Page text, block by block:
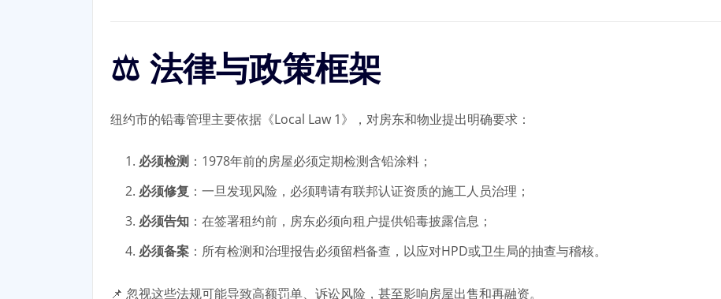
⚖️ 法律与政策框架
纽约市的铅毒管理主要依据《Local Law 1》，对房东和物业提出明确要求：
必须检测 ：1978年前的房屋必须定期检测含铅涂料；
必须修复 ：一旦发现风险，必须聘请有联邦认证资质的施工人员治理；
必须告知 ：在签署租约前，房东必须向租户提供铅毒披露信息；
必须备案 ：所有检测和治理报告必须留档备查，以应对HPD或卫生局的抽查与稽核。
📌 忽视这些法规可能导致高额罚单、诉讼风险，甚至影响房屋出售和再融资。